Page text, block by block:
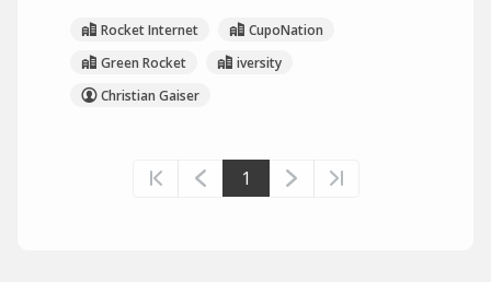
Rocket Internet
CupoNation
Green Rocket
iversity
Christian Gaiser
1